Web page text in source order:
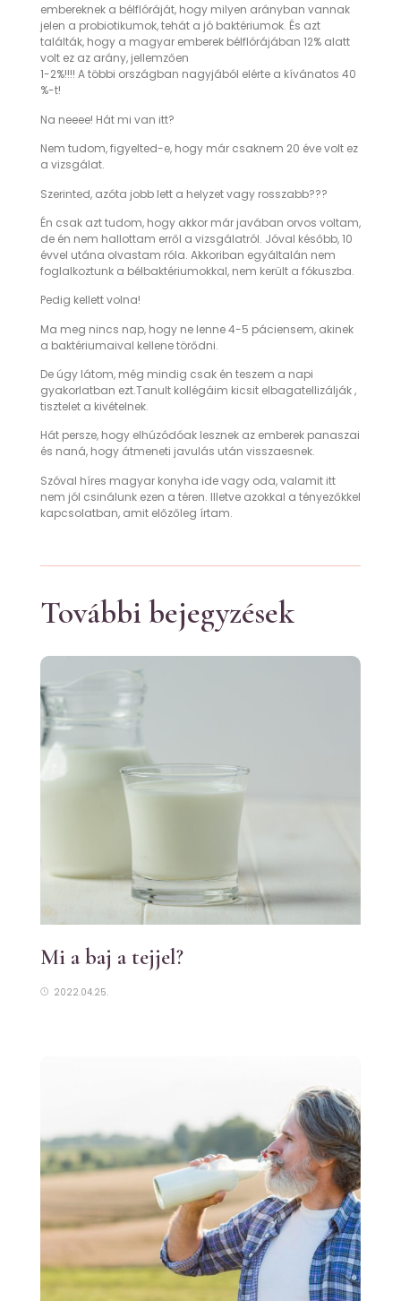
embereknek a bélflóráját, hogy milyen arányban vannak
jelen a probiotikumok, tehát a jó baktériumok. És azt
találták, hogy a magyar emberek bélflórájában 12% alatt
volt ez az arány, jellemzően
1-2%!!!! A többi országban nagyjából elérte a kívánatos 40
%-t!
Na neeee! Hát mi van itt?
Nem tudom, figyelted-e, hogy már csaknem 20 éve volt ez
a vizsgálat.
Szerinted, azóta jobb lett a helyzet vagy rosszabb???
Én csak azt tudom, hogy akkor már javában orvos voltam,
de én nem hallottam erről a vizsgálatról. Jóval később, 10
évvel utána olvastam róla. Akkoriban egyáltalán nem
foglalkoztunk a bélbaktériumokkal, nem került a fókuszba.
Pedig kellett volna!
Ma meg nincs nap, hogy ne lenne 4-5 páciensem, akinek
a baktériumaival kellene törődni.
De úgy látom, még mindig csak én teszem a napi
gyakorlatban ezt.Tanult kollégáim kicsit elbagatellizálják ,
tisztelet a kivételnek.
Hát persze, hogy elhúzódóak lesznek az emberek panaszai
és naná, hogy átmeneti javulás után visszaesnek.
Szóval híres magyar konyha ide vagy oda, valamit itt
nem jól csinálunk ezen a téren. Illetve azokkal a tényezőkkel
kapcsolatban, amit előzőleg írtam.
További bejegyzések
Mi a baj a tejjel?
2022.04.25.